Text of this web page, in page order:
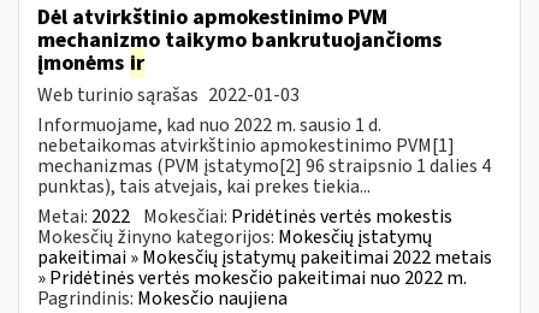
Dėl atvirkštinio apmokestinimo PVM
mechanizmo taikymo bankrutuojančioms
įmonėms ir
Web turinio sąrašas 2022-01-03
Informuojame, kad nuo 2022 m. sausio 1 d.
nebetaikomas atvirkštinio apmokestinimo PVM[1]
mechanizmas (PVM įstatymo[2] 96 straipsnio 1 dalies 4
punktas), tais atvejais, kai prekes tiekia...
Metai: 2022 Mokesčiai: Pridėtinės vertės mokestis
Mokesčių žinyno kategorijos: Mokesčių įstatymų
pakeitimai » Mokesčių įstatymų pakeitimai 2022 metais
» Pridėtinės vertės mokesčio pakeitimai nuo 2022 m.
Pagrindinis: Mokesčio naujiena